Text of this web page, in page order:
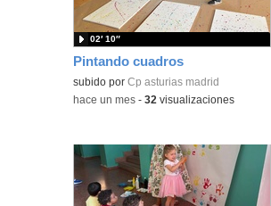
Pintando cuadros
Contenido educativo.
subido porCp asturias madrid
02′ 10″
-hace un mes -32 visualizaciones